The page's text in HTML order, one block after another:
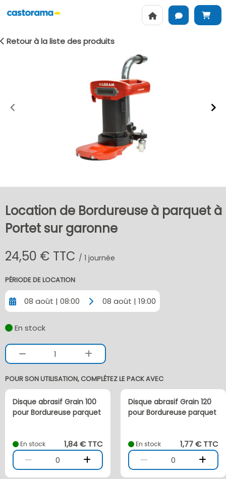
Retour à la liste des produits
Location de Bordureuse à parquet à
Portet sur garonne
24,50 € TTC / 1 journée
PÉRIODE DE LOCATION
08 août | 08:00 08 août | 19:00
En stock
1
POUR SON UTILISATION, COMPLÉTEZ LE PACK AVEC
Disque abrasif Grain 100
pour Bordureuse parquet
En stock
1,84 € TTC
0
Disque abrasif Grain 120
pour Bordureuse parquet
En stock
1,77 € TTC
0